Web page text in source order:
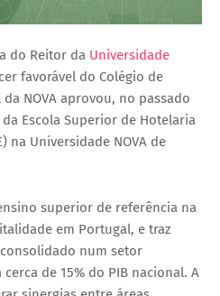
do Reitor da Universidade
favorável do Colégio de
NOVA aprovou, no passado
Escola Superior de Hotelaria
na Universidade NOVA de
superior de referência na
em Portugal, e traz
num setor
de 15% do PIB nacional. A